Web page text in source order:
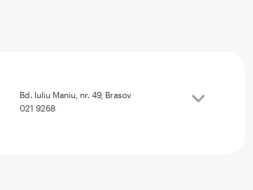
Bd. Iuliu Maniu, nr. 49, Brasov
021 9268